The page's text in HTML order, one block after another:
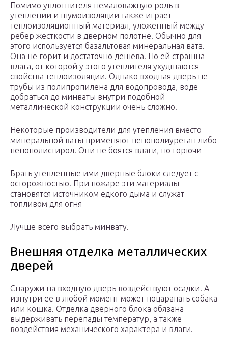
Помимо уплотнителя немаловажную роль в
утеплении и шумоизоляции также играет
теплоизоляционный материал, уложенный между
ребер жесткости в дверном полотне. Обычно для
этого используется базальтовая минеральная вата.
Она не горит и достаточно дешева. Но ей страшна
влага, от которой у этого утеплителя ухудшаются
свойства теплоизоляции. Однако входная дверь не
трубы из полипропилена для водопровода, воде
добраться до минваты внутри подобной
металлической конструкции очень сложно.
Некоторые производители для утепления вместо
минеральной ваты применяют пенополиуретан либо
пенополистирол. Они не боятся влаги, но горючи
Брать утепленные ими дверные блоки следует с
осторожностью. При пожаре эти материалы
становятся источником едкого дыма и служат
топливом для огня
Лучше всего выбрать минвату.
Внешняя отделка металлических
дверей
Снаружи на входную дверь воздействуют осадки. А
изнутри ее в любой момент может поцарапать собака
или кошка. Отделка дверного блока обязана
выдерживать перепады температур, а также
воздействия механического характера и влаги.